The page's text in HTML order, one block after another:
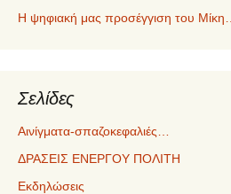
Η ψηφιακή μας προσέγγιση του Μίκη…
Σελίδες
Αινίγματα-σπαζοκεφαλιές…
ΔΡΑΣΕΙΣ ΕΝΕΡΓΟΥ ΠΟΛΙΤΗ
Εκδηλώσεις